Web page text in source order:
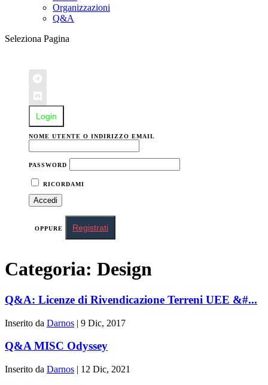
Organizzazioni
Q&A
Seleziona Pagina
Login
NOME UTENTE O INDIRIZZO EMAIL
PASSWORD
RICORDAMI
OPPURE Registrati
Categoria: Design
Q&A: Licenze di Rivendicazione Terreni UEE &#...
Inserito da Darnos | 9 Dic, 2017
Q&A MISC Odyssey
Inserito da Darnos | 12 Dic, 2021